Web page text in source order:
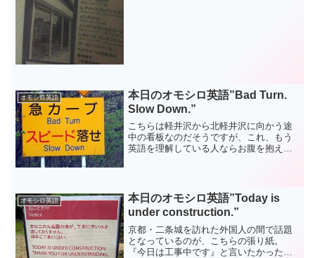
オモシロ英語
本日のオモシロ英語”Bad Turn.
Slow Down.”
こちらは軽井沢から北軽井沢に向かう途
中の看板なのだそうですが、これ、もう
英語を理解している人ならお腹を抱えて
でしょうに、何故...
オモシロ英語
本日のオモシロ英語”Today is
under construction.”
京都・二条城を訪れた外国人の間で話題
となっているのが、こちらの張り紙。
『今日は工事中です』と言いたかったの